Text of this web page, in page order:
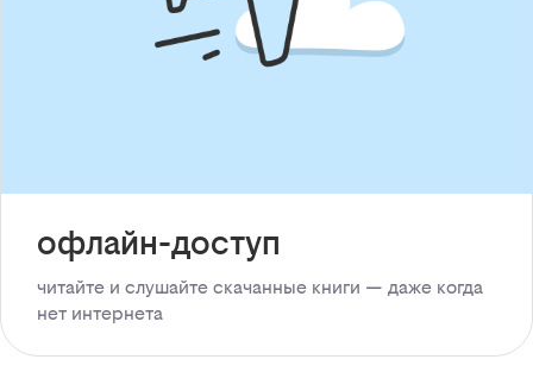
офлайн-доступ
читайте и слушайте скачанные книги — даже когда
нет интернета